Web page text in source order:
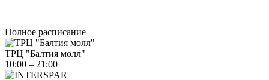
Полное расписание
ТРЦ "Балтия молл"
10:00 – 21:00